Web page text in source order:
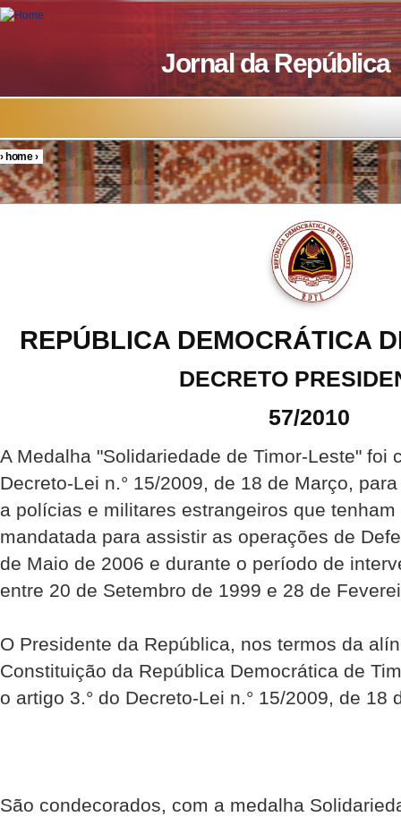
Skip to main content
Jornal da República
You are here
›home›
REPÚBLICA DEMOCRÁTICA
DECRETO
57/2010
A Medalha "Solidariedade de Timor-Leste" foi
Decreto-Lei n.° 15/2009, de 18 de Março,
a polícias e militares estrangeiros que
mandatada para assistir as operações de
de Maio de 2006 e durante o período de
entre 20 de Setembro de 1999 e 28 de
O Presidente da República, nos termos da
Constituição da República Democrática de
o artigo 3.° do Decreto-Lei n.° 15/2009, de 18
São condecorados, com a medalha